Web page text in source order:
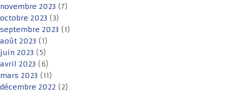
novembre 2023 (7)
octobre 2023 (3)
septembre 2023 (1)
août 2023 (1)
juin 2023 (5)
avril 2023 (6)
mars 2023 (11)
décembre 2022 (2)